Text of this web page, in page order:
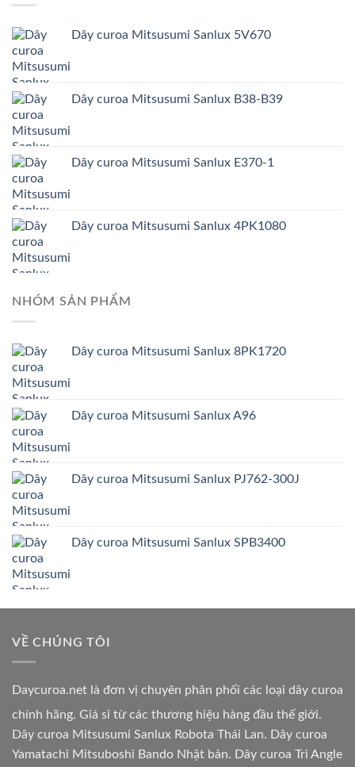
Dây curoa Mitsusumi Sanlux 5V670
Dây curoa Mitsusumi Sanlux B38-B39
Dây curoa Mitsusumi Sanlux E370-1
Dây curoa Mitsusumi Sanlux 4PK1080
NHÓM SẢN PHẨM
Dây curoa Mitsusumi Sanlux 8PK1720
Dây curoa Mitsusumi Sanlux A96
Dây curoa Mitsusumi Sanlux PJ762-300J
Dây curoa Mitsusumi Sanlux SPB3400
VỀ CHÚNG TÔI
Daycuroa.net là đơn vị chuyên phân phối các loại dây curoa
chính hãng. Giá sỉ từ các thương hiệu hàng đầu thế giới.
Dây curoa Mitsusumi Sanlux Robota Thái Lan. Dây curoa
Yamatachi Mitsuboshi Bando Nhật bản. Dây curoa Tri Angle